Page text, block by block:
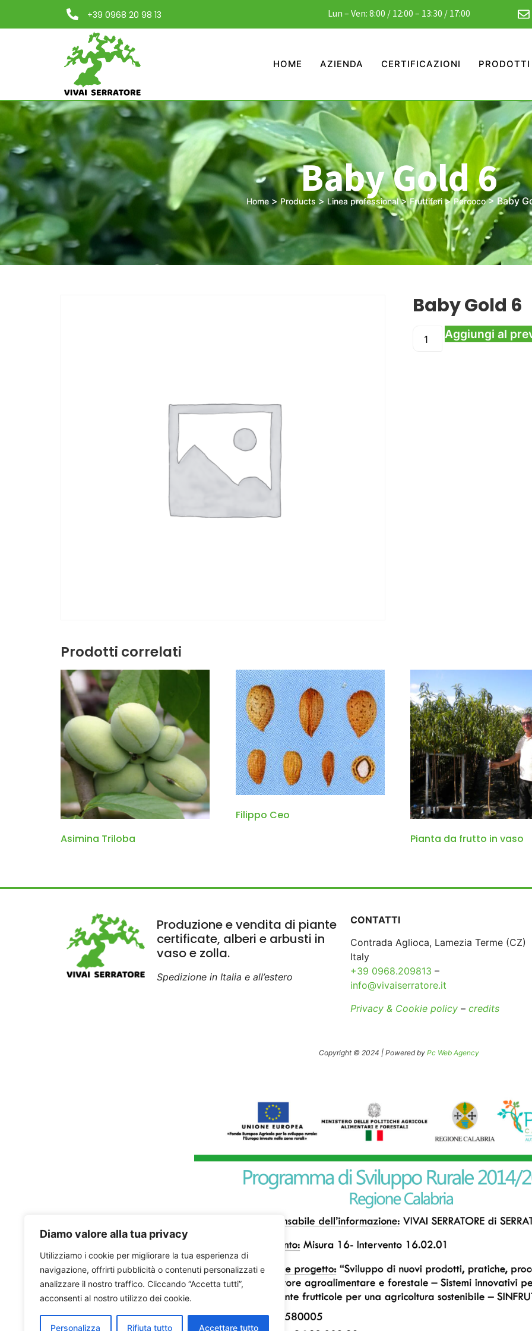
Diamo valore alla tua privacy
Utilizziamo i cookie per migliorare la tua esperienza di
navigazione, offrirti pubblicità o contenuti personalizzati e
analizzare il nostro traffico. Cliccando “Accetta tutti”,
acconsenti al nostro utilizzo dei cookie.
Personalizza Rifiuta tutto Accettare tutto
+39 0968 20 98 13 Lun – Ven: 8:00 / 12:00 – 13:30 / 17:00
HOME AZIENDA CERTIFICAZIONI PRODOTTI
Baby Gold 6
Home >Products >Linea professional>Fruttiferi>Percoco> Baby
Baby Gold 6
Aggiungi al
Prodotti correlati
Asimina Triloba
Filippo Ceo
Pianta da frutto in vaso
Produzione e vendita di piante
certificate, alberi e arbusti in
vaso e zolla.
Spedizione in Italia e all’estero
CONTATTI
Contrada Aglioca, Lamezia Terme (CZ)
Italy
+39 0968.209813 –
info@vivaiserratore.it
Privacy & Cookie policy– credits
Copyright © 2024 | Powered by Pc Web Agency